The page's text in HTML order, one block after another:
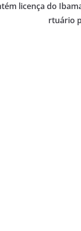
licença do
rtuário